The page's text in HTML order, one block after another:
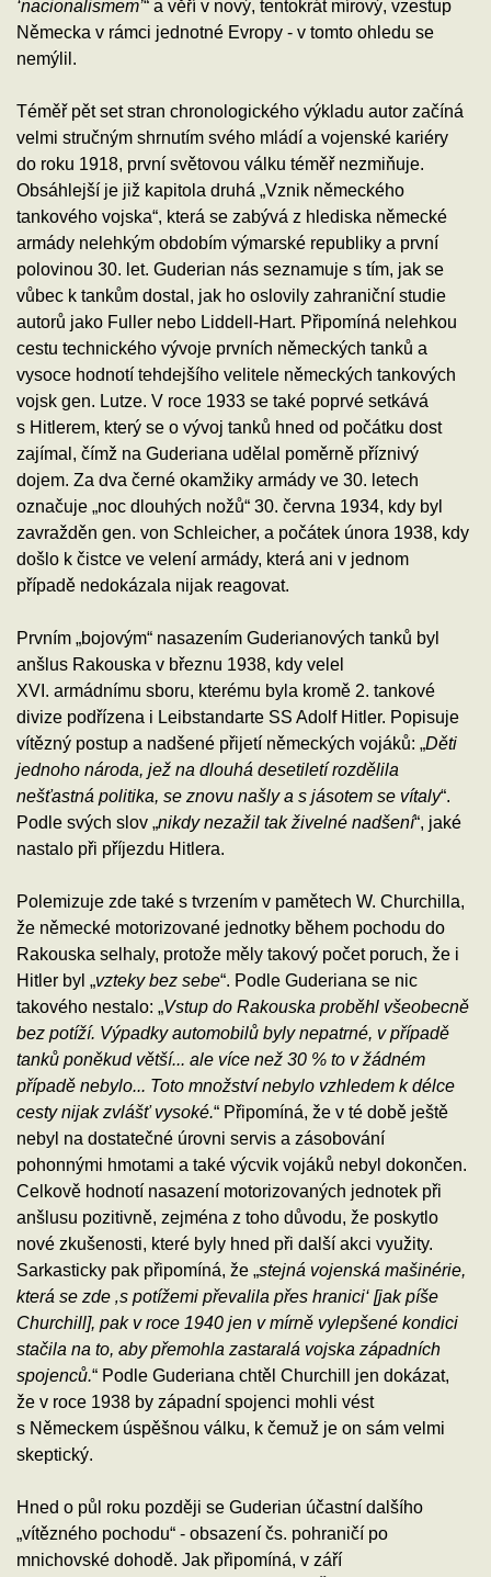
‘nacionalismem’“ a věří v nový, tentokrát mírový, vzestup
Německa v rámci jednotné Evropy - v tomto ohledu se
nemýlil.
Téměř pět set stran chronologického výkladu autor začíná
velmi stručným shrnutím svého mládí a vojenské kariéry
do roku 1918, první světovou válku téměř nezmiňuje.
Obsáhlejší je již kapitola druhá „Vznik německého
tankového vojska“, která se zabývá z hlediska německé
armády nelehkým obdobím výmarské republiky a první
polovinou 30. let. Guderian nás seznamuje s tím, jak se
vůbec k tankům dostal, jak ho oslovily zahraniční studie
autorů jako Fuller nebo Liddell-Hart. Připomíná nelehkou
cestu technického vývoje prvních německých tanků a
vysoce hodnotí tehdejšího velitele německých tankových
vojsk gen. Lutze. V roce 1933 se také poprvé setkává
s Hitlerem, který se o vývoj tanků hned od počátku dost
zajímal, čímž na Guderiana udělal poměrně příznivý
dojem. Za dva černé okamžiky armády ve 30. letech
označuje „noc dlouhých nožů“ 30. června 1934, kdy byl
zavražděn gen. von Schleicher, a počátek února 1938, kdy
došlo k čistce ve velení armády, která ani v jednom
případě nedokázala nijak reagovat.
Prvním „bojovým“ nasazením Guderianových tanků byl
anšlus Rakouska v březnu 1938, kdy velel
XVI. armádnímu sboru, kterému byla kromě 2. tankové
divize podřízena i Leibstandarte SS Adolf Hitler. Popisuje
vítězný postup a nadšené přijetí německých vojáků: „Děti
jednoho národa, jež na dlouhá desetiletí rozdělila
nešťastná politika, se znovu našly a s jásotem se vítaly“.
Podle svých slov „nikdy nezažil tak živelné nadšení“, jaké
nastalo při příjezdu Hitlera.
Polemizuje zde také s tvrzením v pamětech W. Churchilla,
že německé motorizované jednotky během pochodu do
Rakouska selhaly, protože měly takový počet poruch, že i
Hitler byl „vzteky bez sebe“. Podle Guderiana se nic
takového nestalo: „Vstup do Rakouska proběhl všeobecně
bez potíží. Výpadky automobilů byly nepatrné, v případě
tanků poněkud větší... ale více než 30 % to v žádném
případě nebylo... Toto množství nebylo vzhledem k délce
cesty nijak zvlášť vysoké.“ Připomíná, že v té době ještě
nebyl na dostatečné úrovni servis a zásobování
pohonnými hmotami a také výcvik vojáků nebyl dokončen.
Celkově hodnotí nasazení motorizovaných jednotek při
anšlusu pozitivně, zejména z toho důvodu, že poskytlo
nové zkušenosti, které byly hned při další akci využity.
Sarkasticky pak připomíná, že „stejná vojenská mašinérie,
která se zde ‚s potížemi převalila přes hranici‘ [jak píše
Churchill], pak v roce 1940 jen v mírně vylepšené kondici
stačila na to, aby přemohla zastaralá vojska západních
spojenců.“ Podle Guderiana chtěl Churchill jen dokázat,
že v roce 1938 by západní spojenci mohli vést
s Německem úspěšnou válku, k čemuž je on sám velmi
skeptický.
Hned o půl roku později se Guderian účastní dalšího
„vítězného pochodu“ - obsazení čs. pohraničí po
mnichovské dohodě. Jak připomíná, v září